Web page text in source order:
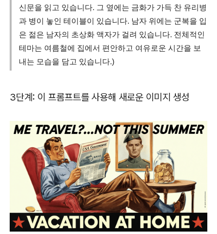
신문을 읽고 있습니다. 그 옆에는 금화가 가득 찬 유리병
과 병이 놓인 테이블이 있습니다. 남자 위에는 군복을 입
은 젊은 남자의 초상화 액자가 걸려 있습니다. 전체적인
테마는 여름철에 집에서 편안하고 여유로운 시간을 보
내는 모습을 담고 있습니다.)
3단계: 이 프롬프트를 사용해 새로운 이미지 생성